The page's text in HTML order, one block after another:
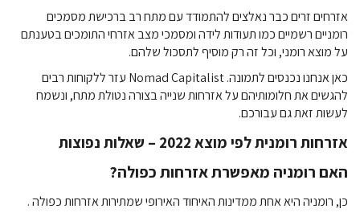
אזרחים זרים כבר נאלצים להתמודד עם מתח רב ברכישת מסמכים
רומניים רשמיים כמו תעודות לידה ומסמכי מצב אזרחי התומכים בטענתם
על מוצא רומני, וכל זה רק מוסיף לתסכול שלהם.
כאן אנחנו נכנסים לתמונה. Nomad Capitalist עזר ללקוחות רבים
להגשים את חלומותיהם על אזרחות שנייה בצורה נטולת מתח, ונשמח
לעשות זאת גם עבורכם.
אזרחות רומנית לפי מוצא 2022 – שאלות נפוצות
האם רומניה מאפשרת אזרחות כפולה?
כן, רומניה היא אחת ממדינות האיחוד האירופישמתירות אזרחות כפולה .